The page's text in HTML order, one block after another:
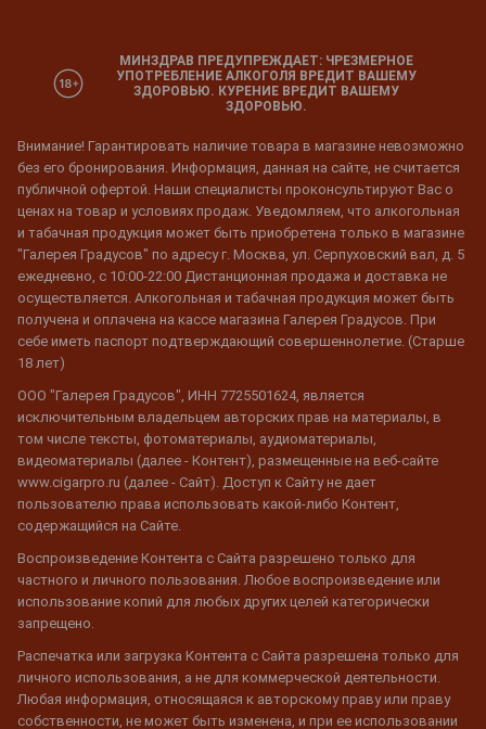
МИНЗДРАВ ПРЕДУПРЕЖДАЕТ: ЧРЕЗМЕРНОЕ
УПОТРЕБЛЕНИЕ АЛКОГОЛЯ ВРЕДИТ ВАШЕМУ
ЗДОРОВЬЮ. КУРЕНИЕ ВРЕДИТ ВАШЕМУ
ЗДОРОВЬЮ.
Внимание! Гарантировать наличие товара в магазине невозможно
без его бронирования. Информация, данная на сайте, не считается
публичной офертой. Наши специалисты проконсультируют Вас о
ценах на товар и условиях продаж. Уведомляем, что алкогольная
и табачная продукция может быть приобретена только в магазине
"Галерея Градусов" по адресу г. Москва, ул. Серпуховский вал, д. 5
ежедневно, с 10:00-22:00 Дистанционная продажа и доставка не
осуществляется. Алкогольная и табачная продукция может быть
получена и оплачена на кассе магазина Галерея Градусов. При
себе иметь паспорт подтверждающий совершеннолетие. (Старше
18 лет)
ООО "Галерея Градусов", ИНН 7725501624, является
исключительным владельцем авторских прав на материалы, в
том числе тексты, фотоматериалы, аудиоматериалы,
видеоматериалы (далее - Контент), размещенные на веб-сайте
www.cigarpro.ru (далее - Сайт). Доступ к Сайту не дает
пользователю права использовать какой-либо Контент,
содержащийся на Сайте.
Воспроизведение Контента с Сайта разрешено только для
частного и личного пользования. Любое воспроизведение или
использование копий для любых других целей категорически
запрещено.
Распечатка или загрузка Контента с Сайта разрешена только для
личного использования, а не для коммерческой деятельности.
Любая информация, относящаяся к авторскому праву или праву
собственности, не может быть изменена, и при ее использовании